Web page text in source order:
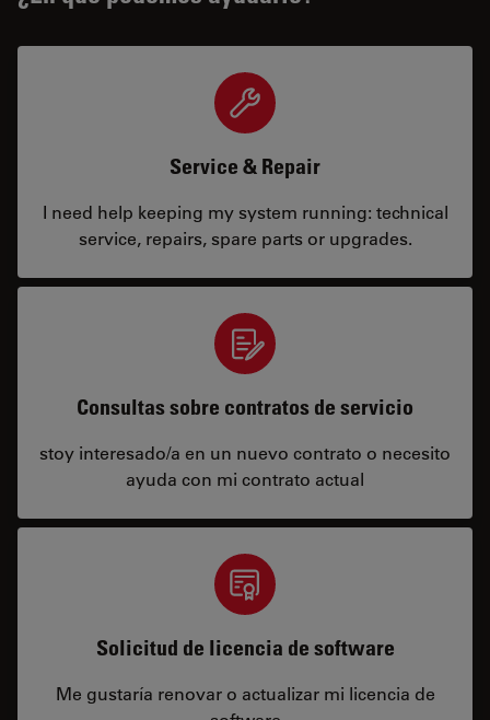
Service & Repair
I need help keeping my system running: technical
service, repairs, spare parts or upgrades.
Consultas sobre contratos de servicio
stoy interesado/a en un nuevo contrato o necesito
ayuda con mi contrato actual
Solicitud de licencia de software
Me gustaría renovar o actualizar mi licencia de